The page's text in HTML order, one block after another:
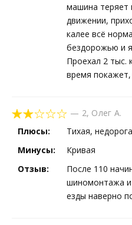
машина теряет
движении,
калее всё
бездорожью и
Проехал 2 тыс.
время
— 2, Олег А.
Плюсы:
Тихая,
Минусы:
Кривая
Отзыв:
После 110
шиномонтажа и
езды наверно